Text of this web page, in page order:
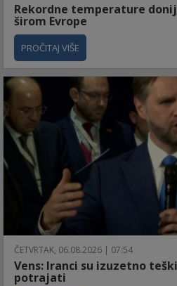
Rekordne temperature
širom Evrope
PROČITAJ VIŠE
ČETVRTAK, 06.08.2026 | 07:54
Vens: Iranci su izuzetno
potrajati